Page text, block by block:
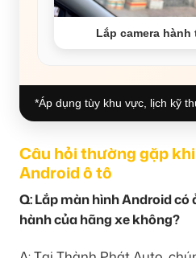
Lắp camera
*Áp dụng tùy khu vực, lịch kỹ
Câu hỏi thường gặp
Android ô tô
Q: Lắp màn hình Android có
hành của hãng xe không?